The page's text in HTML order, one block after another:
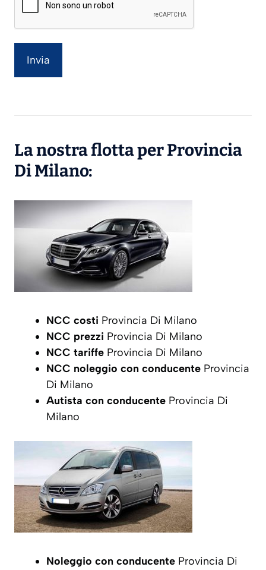
La nostra flotta per Provincia
Di Milano:
NCC costi Provincia Di Milano
NCC prezzi Provincia Di Milano
NCC tariffe Provincia Di Milano
NCC noleggio con conducente Provincia
Di Milano
Autista con conducente Provincia Di
Milano
Noleggio con conducente Provincia Di